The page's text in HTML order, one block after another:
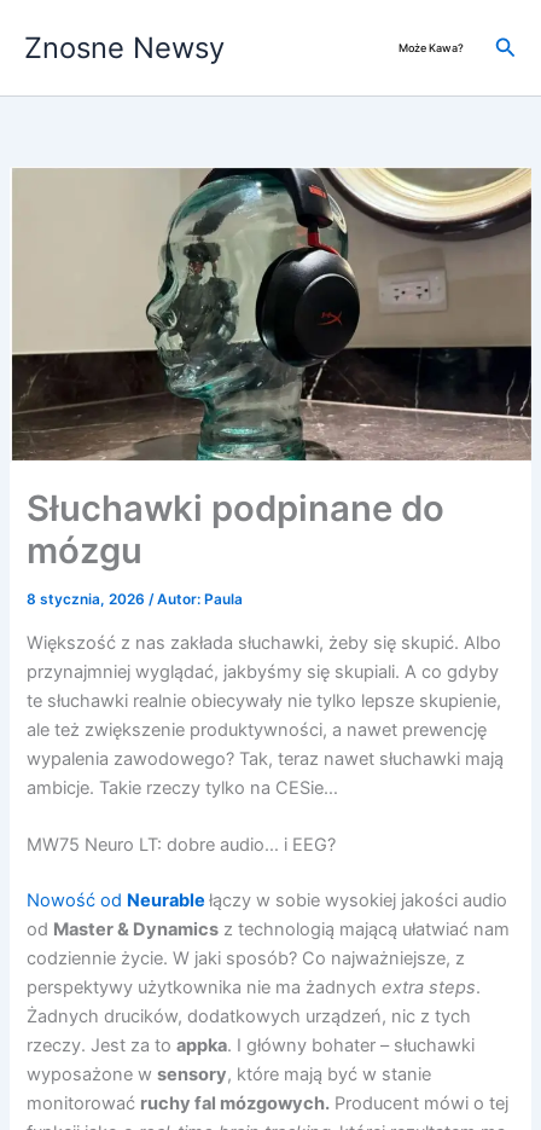
Znosne Newsy Może Kawa?
Słuchawki podpinane do
mózgu
8 stycznia, 2026/ Autor: Paula
Większość z nas zakłada słuchawki, żeby się skupić. Albo
przynajmniej wyglądać, jakbyśmy się skupiali. A co gdyby
te słuchawki realnie obiecywały nie tylko lepsze skupienie,
ale też zwiększenie produktywności, a nawet prewencję
wypalenia zawodowego? Tak, teraz nawet słuchawki mają
ambicje. Takie rzeczy tylko na CESie…
MW75 Neuro LT: dobre audio… i EEG?
Nowość od Neurablełączy w sobie wysokiej jakości audio
od Master & Dynamics z technologią mającą ułatwiać nam
codziennie życie. W jaki sposób? Co najważniejsze, z
perspektywy użytkownika nie ma żadnychextra steps.
Żadnych drucików, dodatkowych urządzeń, nic z tych
rzeczy. Jest za toappka. I główny bohater – słuchawki
wyposażone wsensory, które mają być w stanie
monitorować ruchy fal mózgowych. Producent mówi o tej